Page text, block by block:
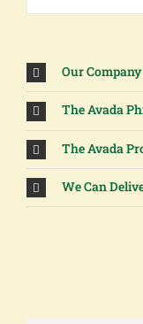
Our
The Avada
The Avada
We Can